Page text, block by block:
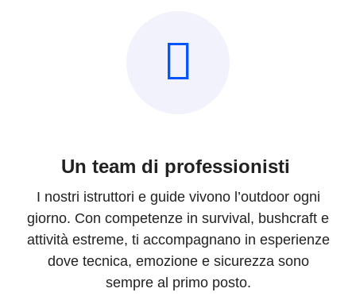
Un team di professionisti
I nostri istruttori e guide vivono l’outdoor ogni
giorno. Con competenze in survival, bushcraft e
attività estreme, ti accompagnano in esperienze
dove tecnica, emozione e sicurezza sono
sempre al primo posto.